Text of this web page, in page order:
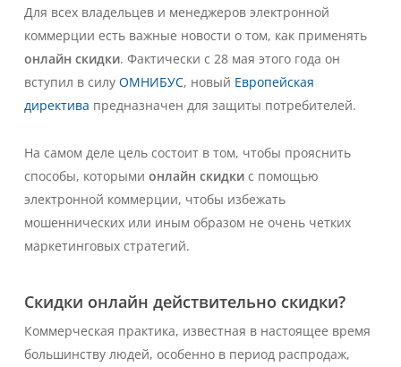
Для всех владельцев и менеджеров электронной
коммерции есть важные новости о том, как применять
онлайн скидки. Фактически с 28 мая этого года он
вступил в силу ОМНИБУС, новый Европейская
директива предназначен для защиты потребителей.
На самом деле цель состоит в том, чтобы прояснить
способы, которыми онлайн скидкис помощью
электронной коммерции, чтобы избежать
мошеннических или иным образом не очень четких
маркетинговых стратегий.
Скидки онлайн действительно скидки?
Коммерческая практика, известная в настоящее время
большинству людей, особенно в период распродаж,